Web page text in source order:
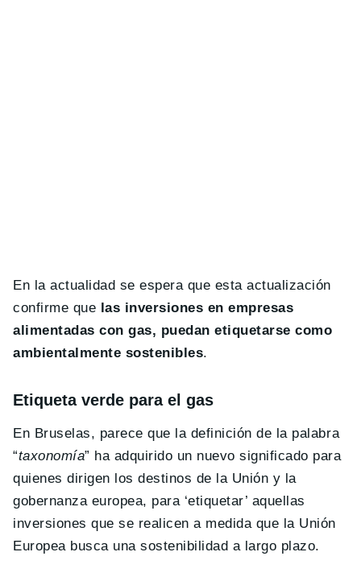
En la actualidad se espera que esta actualización
confirme que las inversiones en empresas
alimentadas con gas, puedan etiquetarse como
ambientalmente sostenibles.
Etiqueta verde para el gas
En Bruselas, parece que la definición de la palabra
“taxonomía” ha adquirido un nuevo significado para
quienes dirigen los destinos de la Unión y la
gobernanza europea, para ‘etiquetar’ aquellas
inversiones que se realicen a medida que la Unión
Europea busca una sostenibilidad a largo plazo.